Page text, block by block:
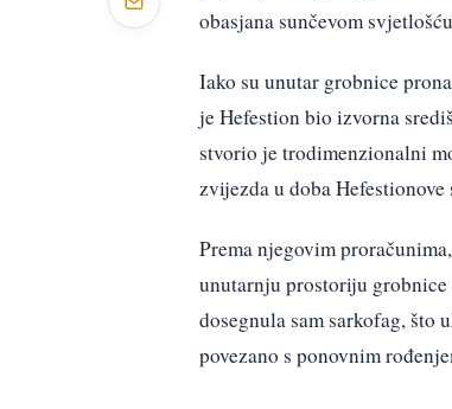
obasjana sunčevom
Iako su unutar grobnice
je Hefestion bio izvorna
stvorio je trodimenzionalni
zvijezda u doba
Prema njegovim
unutarnju prostoriju
dosegnula sam sarkofag,
povezano s ponovnim